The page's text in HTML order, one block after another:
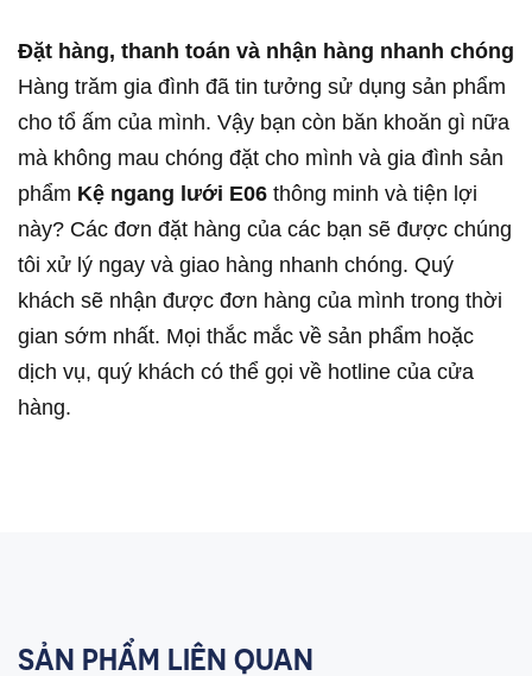
Đặt hàng, thanh toán và nhận hàng nhanh chóng
Hàng trăm gia đình đã tin tưởng sử dụng sản phẩm
cho tổ ấm của mình. Vậy bạn còn băn khoăn gì nữa
mà không mau chóng đặt cho mình và gia đình sản
phẩm Kệ ngang lưới E06 thông minh và tiện lợi
này? Các đơn đặt hàng của các bạn sẽ được chúng
tôi xử lý ngay và giao hàng nhanh chóng. Quý
khách sẽ nhận được đơn hàng của mình trong thời
gian sớm nhất. Mọi thắc mắc về sản phẩm hoặc
dịch vụ, quý khách có thể gọi về hotline của cửa
hàng.
SẢN PHẨM LIÊN QUAN